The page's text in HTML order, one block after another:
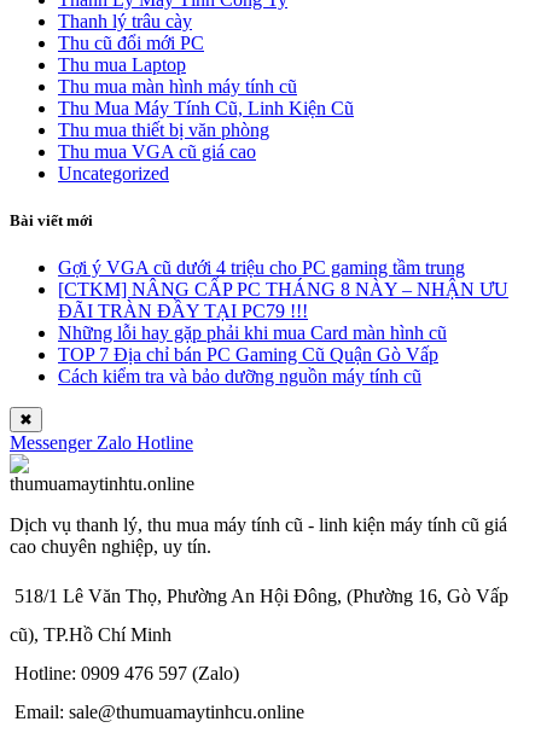
Thanh lý trâu cày
Thu cũ đổi mới PC
Thu mua Laptop
Thu mua màn hình máy tính cũ
Thu Mua Máy Tính Cũ, Linh Kiện Cũ
Thu mua thiết bị văn phòng
Thu mua VGA cũ giá cao
Uncategorized
Bài viết mới
Gợi ý VGA cũ dưới 4 triệu cho PC gaming tầm trung
[CTKM] NÂNG CẤP PC THÁNG 8 NÀY – NHẬN ƯU
ĐÃI TRÀN ĐẦY TẠI PC79 !!!
Những lỗi hay gặp phải khi mua Card màn hình cũ
TOP 7 Địa chỉ bán PC Gaming Cũ Quận Gò Vấp
Cách kiểm tra và bảo dưỡng nguồn máy tính cũ
✖
Messenger Zalo Hotline
Dịch vụ thanh lý, thu mua máy tính cũ - linh kiện máy tính cũ giá
cao chuyên nghiệp, uy tín.
518/1 Lê Văn Thọ, Phường An Hội Đông, (Phường 16, Gò Vấp
cũ), TP.Hồ Chí Minh
Hotline: 0909 476 597 (Zalo)
Email: sale@thumuamaytinhcu.online